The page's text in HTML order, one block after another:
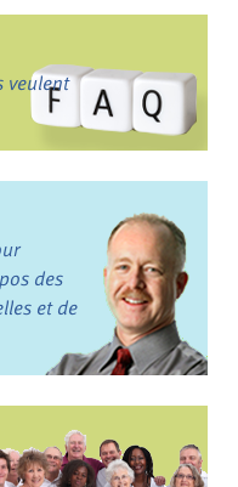
veulent
des
et de